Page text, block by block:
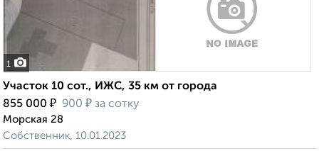
1
Участок 10 сот., ИЖС, 35 км от города
855 000 ₽ 900 ₽ за сотку
Морская 28
Собственник, 10.01.2023